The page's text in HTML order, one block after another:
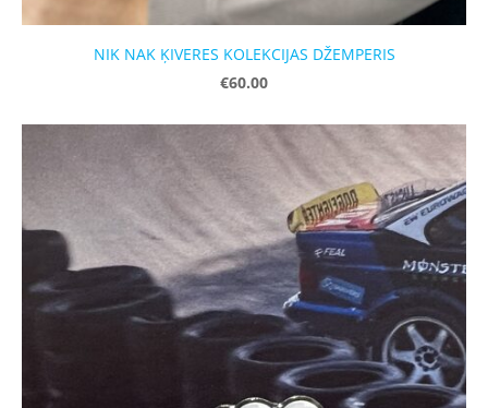
NIK NAK ĶIVERES KOLEKCIJAS DŽEMPERIS
€60.00